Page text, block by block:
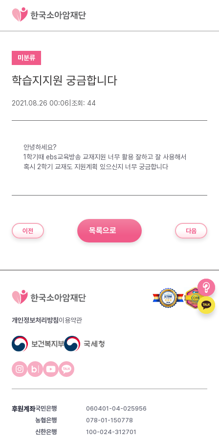
미분류
학습지지원 궁금합니다
2021.08.26 00:06 조회: 44
안녕하세요?
1학기때 ebs교육방송 교재지원 너무 활용 잘하고 잘 사용해서
혹시 2학기 교재도 지원계획 있으신지 너무 궁금합니다
이전 목록으로 다음
개인정보처리방침이용약관
후원계좌국민은행
060401-04-025956
농협은행
078-01-150778
신한은행
100-024-312701